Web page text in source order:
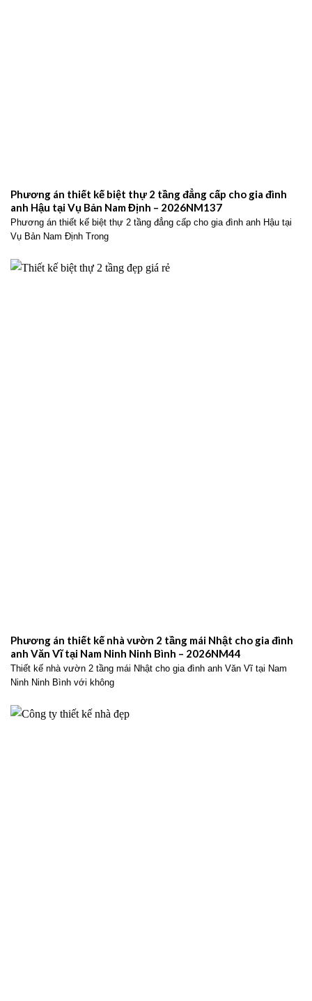
Phương án thiết kế biệt thự 2 tầng đẳng cấp cho gia đình
anh Hậu tại Vụ Bản Nam Định – 2026NM137
Phương án thiết kế biệt thự 2 tầng đẳng cấp cho gia đình anh Hậu tại
Vụ Bản Nam Định Trong
Phương án thiết kế nhà vườn 2 tầng mái Nhật cho gia đình
anh Văn Vĩ tại Nam Ninh Ninh Bình – 2026NM44
Thiết kế nhà vườn 2 tầng mái Nhật cho gia đình anh Văn Vĩ tại Nam
Ninh Ninh Bình với không